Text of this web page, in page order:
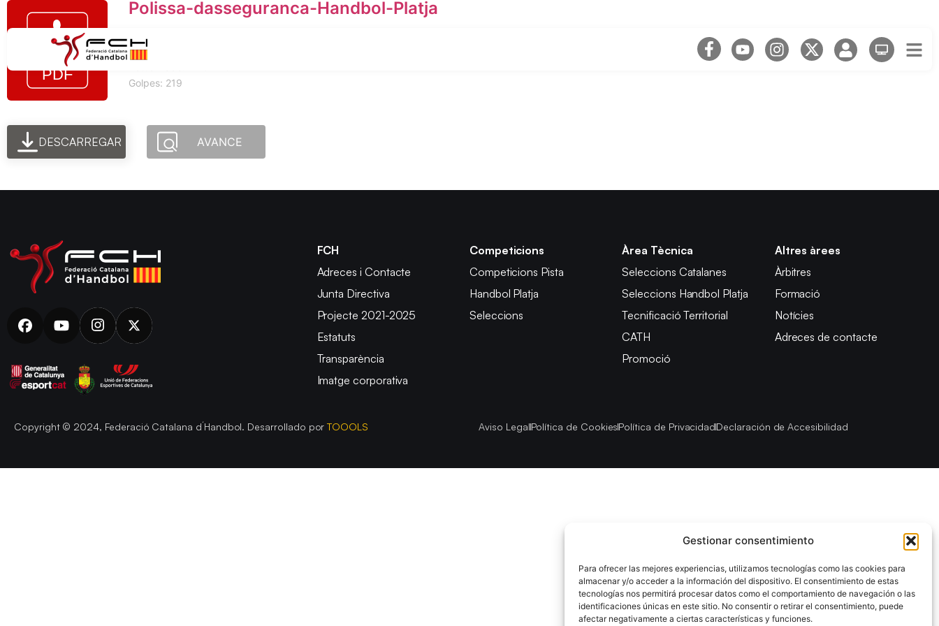
Gestionar consentimiento
Para ofrecer las mejores experiencias, utilizamos tecnologías como las cookies para
almacenar y/o acceder a la información del dispositivo. El consentimiento de estas
tecnologías nos permitirá procesar datos como el comportamiento de navegación o las
identificaciones únicas en este sitio. No consentir o retirar el consentimiento, puede
afectar negativamente a ciertas características y funciones.
Polissa-dasseguranca-Handbol-Platja
Creado: 12-07-2024
Golpes: 219
DESCARREGAR AVANCE
FCH
Adreces i Contacte
Junta Directiva
Projecte 2021-2025
Estatuts
Transparència
Imatge corporativa
Competicions
Competicions Pista
Handbol Platja
Seleccions
Àrea Tècnica
Seleccions Catalanes
Seleccions Handbol Platja
Tecnificació Territorial
CATH
Promoció
Altres àrees
Àrbitres
Formació
Notícies
Adreces de contacte
Copyright © 2024, Federació Catalana d´Handbol. Desarrollado porTOOOLS Aviso LegalPolítica de CookiesPolítica de PrivacidadDeclaración de Accesibilidad